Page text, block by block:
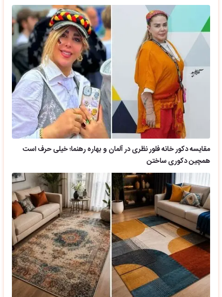
مقایسه دکور خانه فلور نظری در آلمان و بهاره رهنما؛ خیلی حرف است
همچین دکوری ساختن